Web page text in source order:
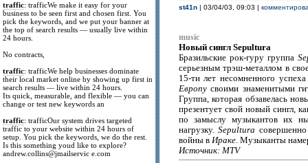
traffic: trafficWe make it easy for your
business to be seen first and chosen first. You
pick the keywords, and we put your banner at
the top of search results — usually live within
24 hours.
No contracts,
traffic: trafficWe help businesses dominate
their local market online by showing up first in
search results — live within 24 hours.
Its quick, measurable, and flexible — you can
change or test new keywords an
traffic: trafficOur system drives targeted
traffic to your website within 24 hours of
setup. You pick the keywords, we do the rest.
Is this something youd like to explore?
andrew.collins@jmailservic e.com
st41n| 03/04/03, 09:03 |
music
Новый сингл Sepultura
Бразильские рок-гуру группа
серьезным трэш-металлом в
15-ти лет несомненного
Европусвоими знаменитыми
Группа, которая обзавелась
презентует свой новый сингл,
по замыслу музыкантов их
нагрузку.Sepultura
войны в Ираке. Музыканты
Источник: MTV